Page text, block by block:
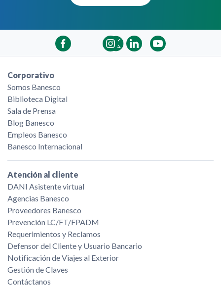
Corporativo
Somos Banesco
Biblioteca Digital
Sala de Prensa
Blog Banesco
Empleos Banesco
Banesco Internacional
Atención al cliente
DANI Asistente virtual
Agencias Banesco
Proveedores Banesco
Prevención LC/FT/FPADM
Requerimientos y Reclamos
Defensor del Cliente y Usuario Bancario
Notificación de Viajes al Exterior
Gestión de Claves
Contáctanos